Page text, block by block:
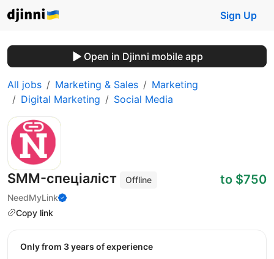
Sign Up
Open in Djinni mobile app
All jobs Marketing & Sales
Marketing
Digital Marketing
Social Media
SMM-спеціаліст
Offline
NeedMyLink
Copy link
to $750
Only from 3 years of experience